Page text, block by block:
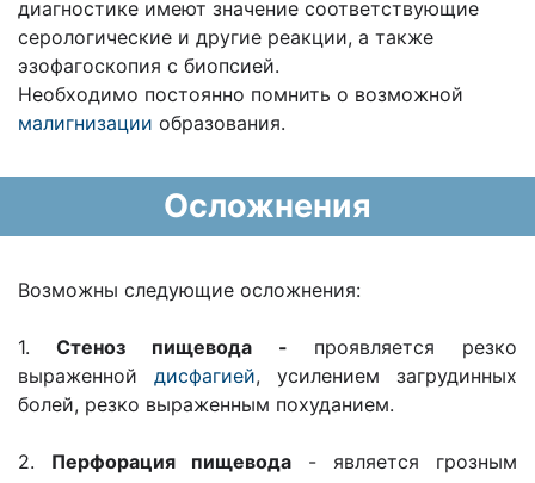
диагностике имеют значение соответствующие
серологические и другие реакции, а также
эзофагоскопия с биопсией.
Необходимо постоянно помнить о возможной
малигнизации образования.
Осложнения
Возможны следующие осложнения:
1. Стеноз пищевода - проявляется резко
выраженной дисфагией, усилением загрудинных
болей, резко выраженным похуданием.
2. Перфорация пищевода - является грозным